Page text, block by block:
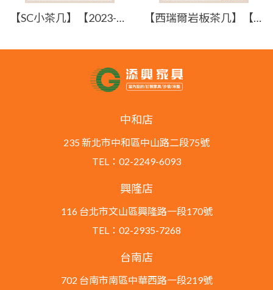
【SC小茶几】【2023-E711-4】【添興家具】 【西瑞爾岩板茶几】【2026-B2385-3】【添興家具】
中和店
235 新北市中和區中山路二段75號
TEL：02-2249-6093
興隆店
116 台北市文山區興隆路一段170號
TEL：02-2935-7268
台南店
702 台南市南區中華西路一段219號